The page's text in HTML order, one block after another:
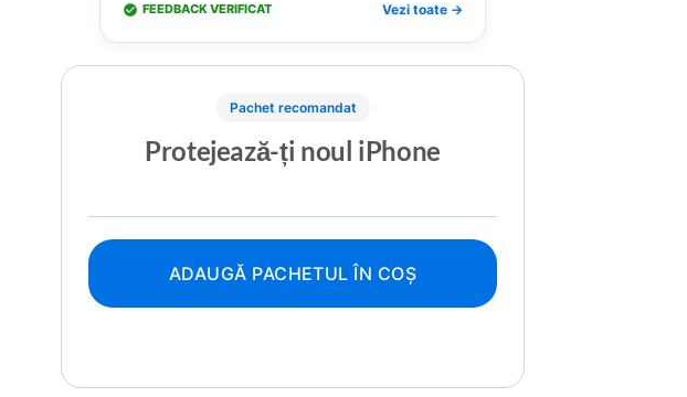
FEEDBACK VERIFICAT Vezi toate →
Pachet recomandat
Protejează-ți noul iPhone
ADAUGĂ PACHETUL ÎN COȘ